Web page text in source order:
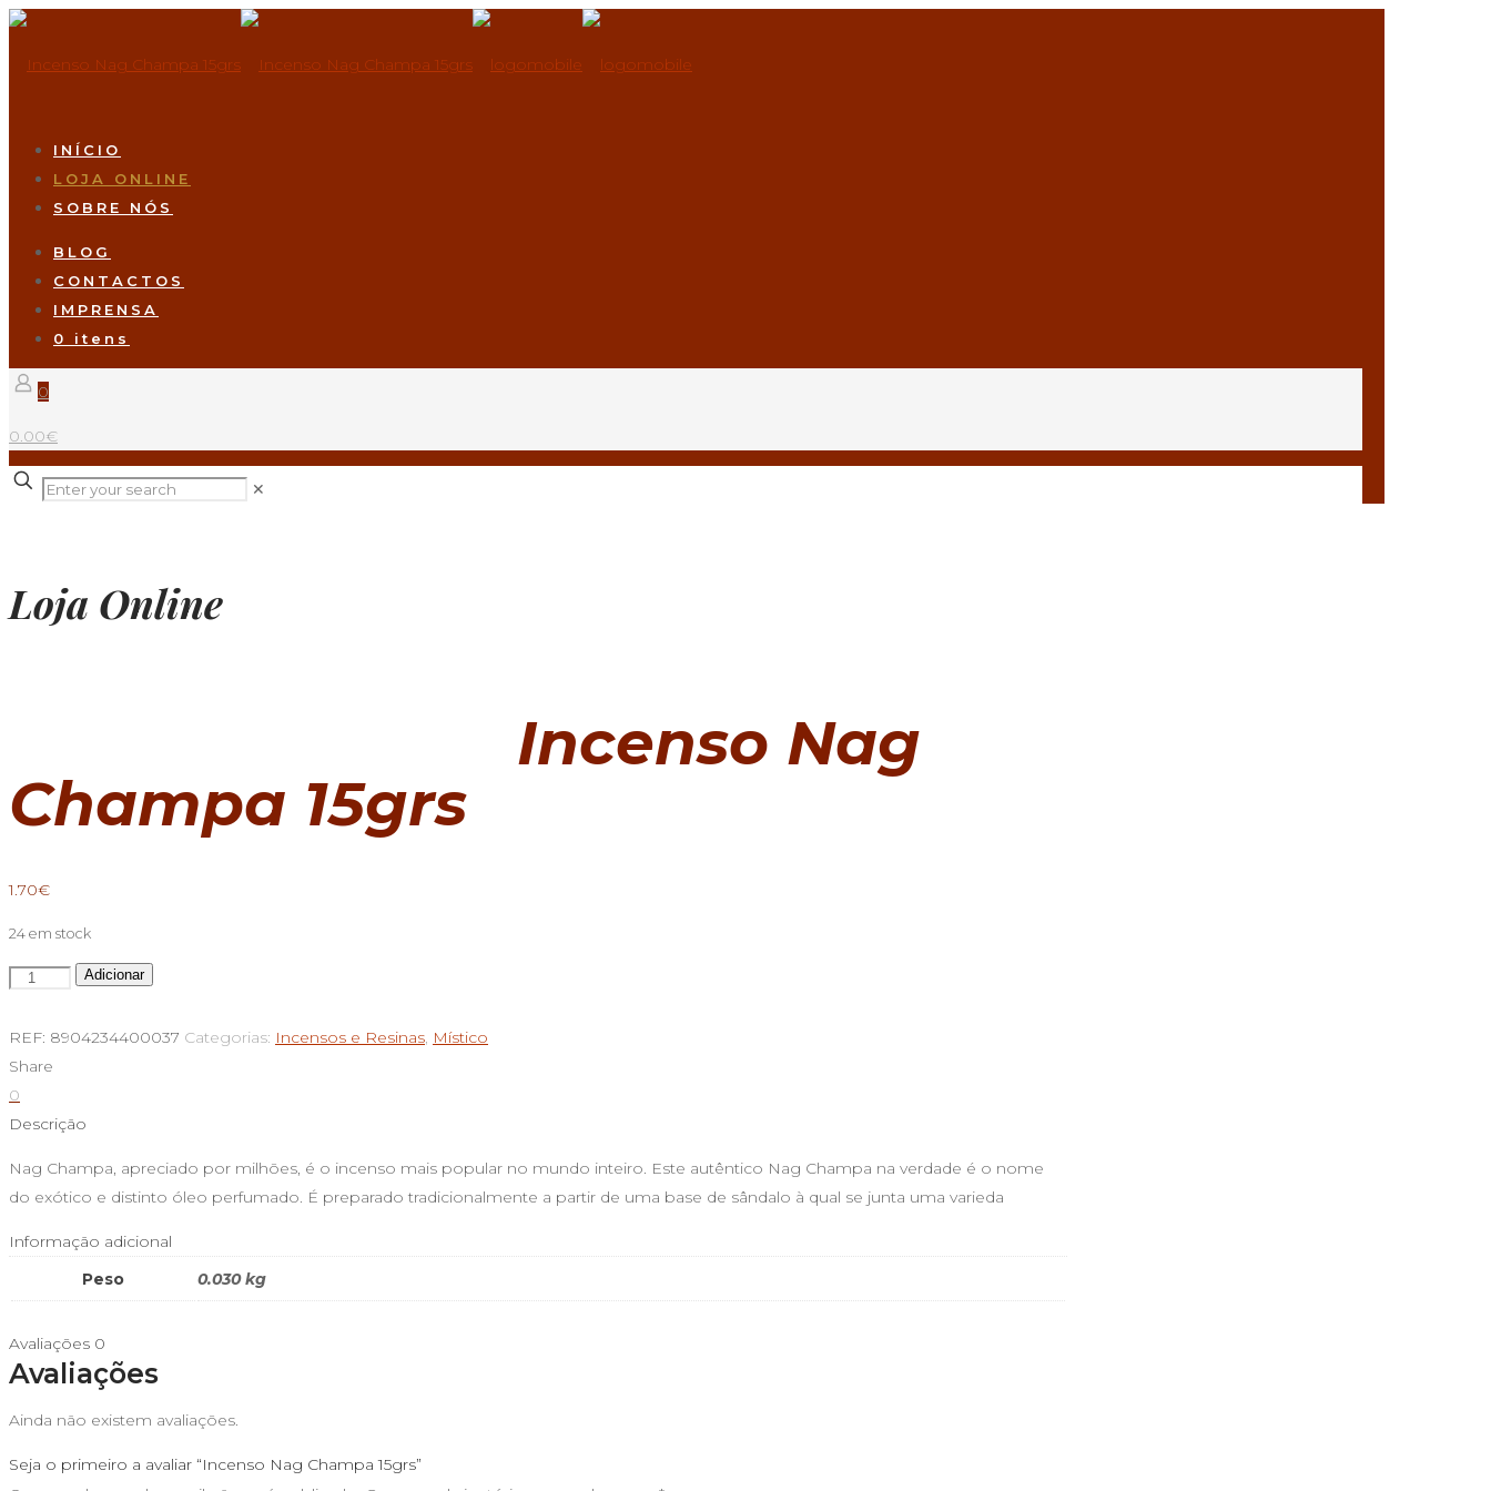
INÍCIO
LOJA ONLINE
SOBRE NÓS
BLOG
CONTACTOS
IMPRENSA
0 itens
0
0.00€
✕
Loja Online
Incenso Nag
Champa 15grs
1.70€
24 em stock
Quantidade
Incenso
Nag
Champa
15grs
Adicionar
REF: 8904234400037 Categorias: Incensos e Resinas, Místico
Share
0
Descrição
Nag Champa, apreciado por milhões, é o incenso mais popular no mundo inteiro. Este autêntico Nag Champa na verdade é o nome
do exótico e distinto óleo perfumado. É preparado tradicionalmente a partir de uma base de sândalo à qual se junta uma varieda
Informação adicional
Peso
0.030 kg
Avaliações 0
Avaliações
Ainda não existem avaliações.
Seja o primeiro a avaliar “Incenso Nag Champa 15grs”